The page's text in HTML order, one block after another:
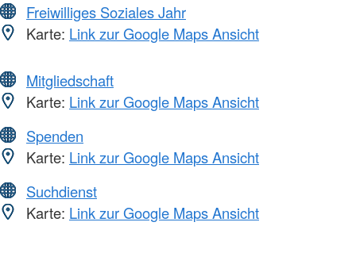
Freiwilliges Soziales Jahr
Karte: Link zur Google Maps Ansicht
Mitgliedschaft
Karte: Link zur Google Maps Ansicht
Spenden
Karte: Link zur Google Maps Ansicht
Suchdienst
Karte: Link zur Google Maps Ansicht